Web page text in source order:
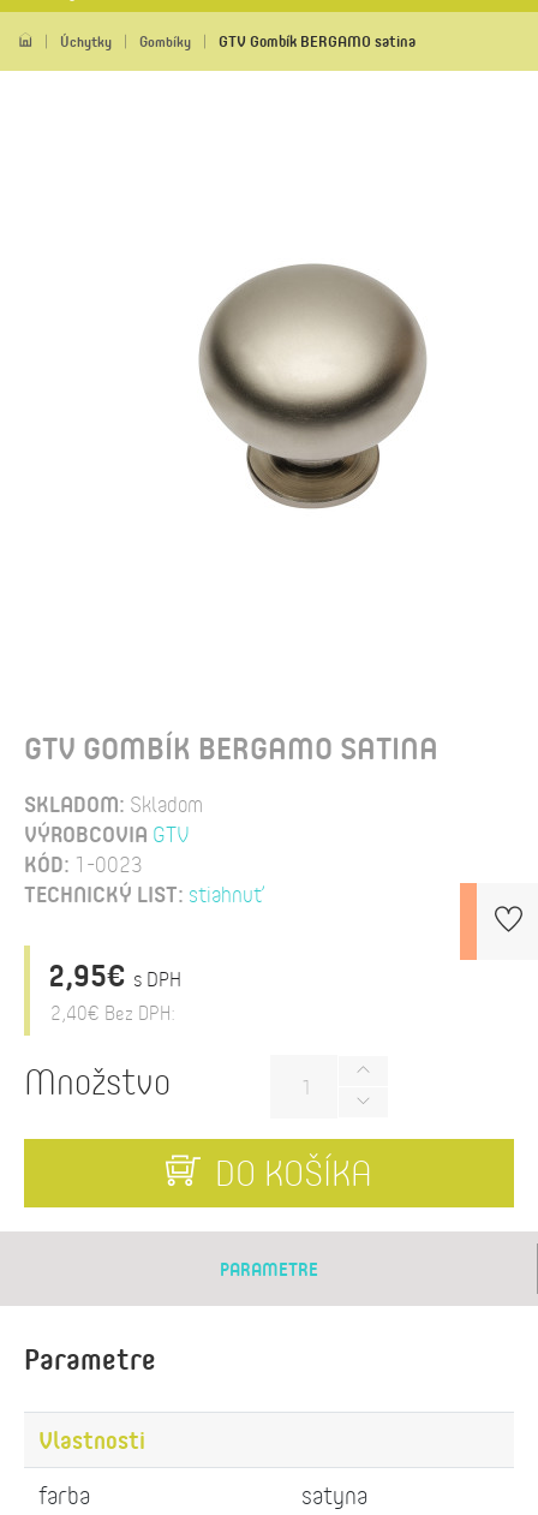
Úchytky Gombíky GTV Gombík BERGAMO satina
GTV GOMBÍK BERGAMO SATINA
SKLADOM: Skladom
VÝROBCOVIA GTV
KÓD: 1-0023
TECHNICKÝ LIST: stiahnuť
2,95€ s DPH
2,40€ Bez DPH:
Množstvo
DO KOŠÍKA
PARAMETRE
Parametre
Vlastnosti
farba
satyna